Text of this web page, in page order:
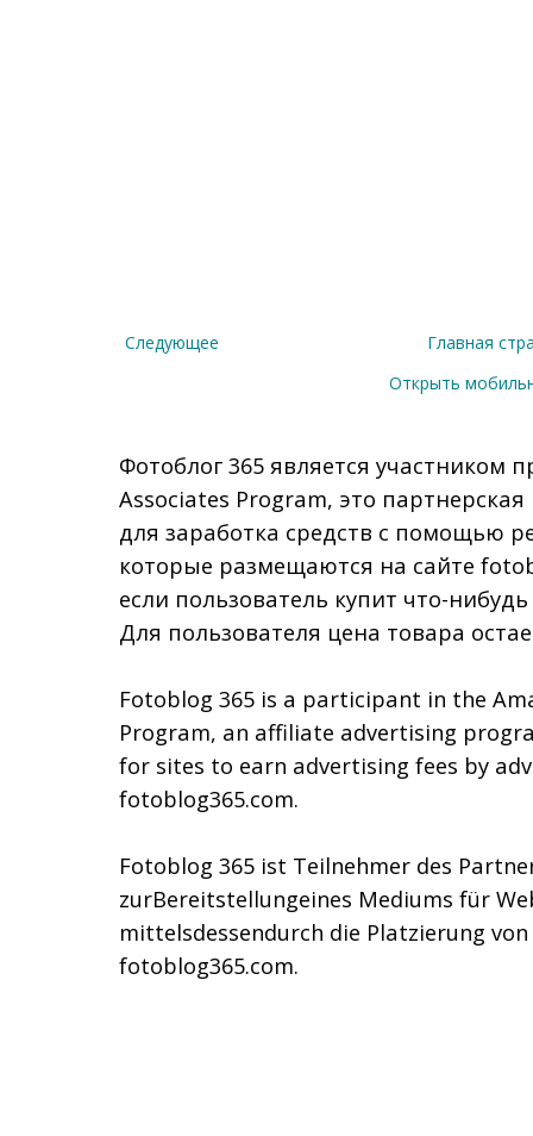
Следующее
Главная
Открыть
Фотоблог 365 является участником
Associates Program, это
для заработка средств с помощью
которые размещаются на сайте
если пользователь купит что-
Для пользователя цена товара
Fotoblog 365 is a participant in the
Program, an affiliate advertising
for sites to earn advertising fees by
fotoblog365.com.
Fotoblog 365 ist Teilnehmer des
zurBereitstellungeines Mediums für
mittelsdessendurch die Platzierung
fotoblog365.com.